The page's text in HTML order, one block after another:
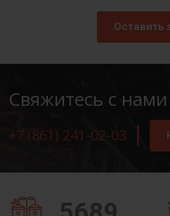
Оставить
Свяжитесь с нами
+7 (861) 241-02-03